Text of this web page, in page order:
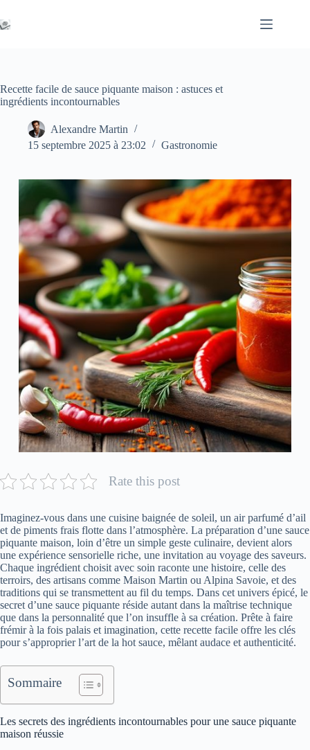
au
contenu
Recette facile de sauce piquante maison : astuces et
ingrédients incontournables
Alexandre Martin
15 septembre 2025 à 23:02
Gastronomie
Rate this post
Imaginez-vous dans une cuisine baignée de soleil, un air parfumé d’ail
et de piments frais flotte dans l’atmosphère. La préparation d’une sauce
piquante maison, loin d’être un simple geste culinaire, devient alors
une expérience sensorielle riche, une invitation au voyage des saveurs.
Chaque ingrédient choisit avec soin raconte une histoire, celle des
terroirs, des artisans comme Maison Martin ou Alpina Savoie, et des
traditions qui se transmettent au fil du temps. Dans cet univers épicé, le
secret d’une sauce piquante réside autant dans la maîtrise technique
que dans la personnalité que l’on insuffle à sa création. Prête à faire
frémir à la fois palais et imagination, cette recette facile offre les clés
pour s’approprier l’art de la hot sauce, mêlant audace et authenticité.
Sommaire
Les secrets des ingrédients incontournables pour une sauce piquante
maison réussie